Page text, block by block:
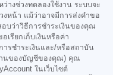
างช่วงทดลองใช้งาน ระบบจะ
งหน้า แม้ว่าอาจมีการส่งคำขอ
บว่าวิธีการชำระเงินของคุณ
เรียกเก็บเงินหรือค่า
รชำระเงินและ/หรือสถาบัน
านของบัญชีของคุณ) คุณ
ในเว็บไซต์